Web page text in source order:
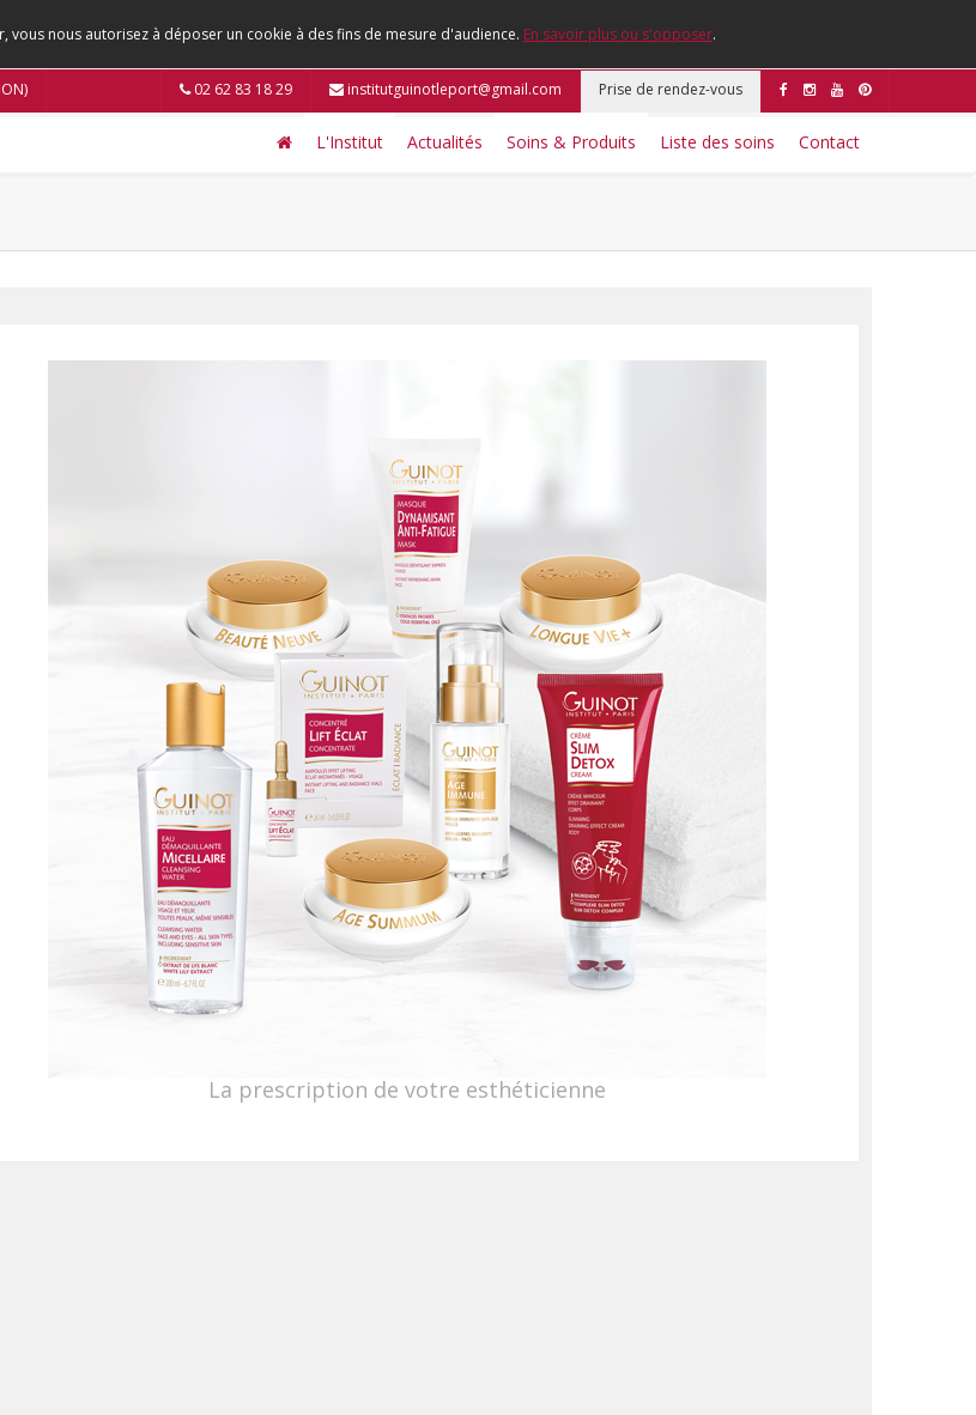
vous nous autorisez à déposer un cookie à des fins de mesure d'audience. En savoir plus ou s'opposer.
02 62 83 18 29 institutguinotleport@gmail.com Prise de rendez-vous
L'Institut Actualités Soins & Produits Liste des soins Contact
La prescription de votre esthéticienne